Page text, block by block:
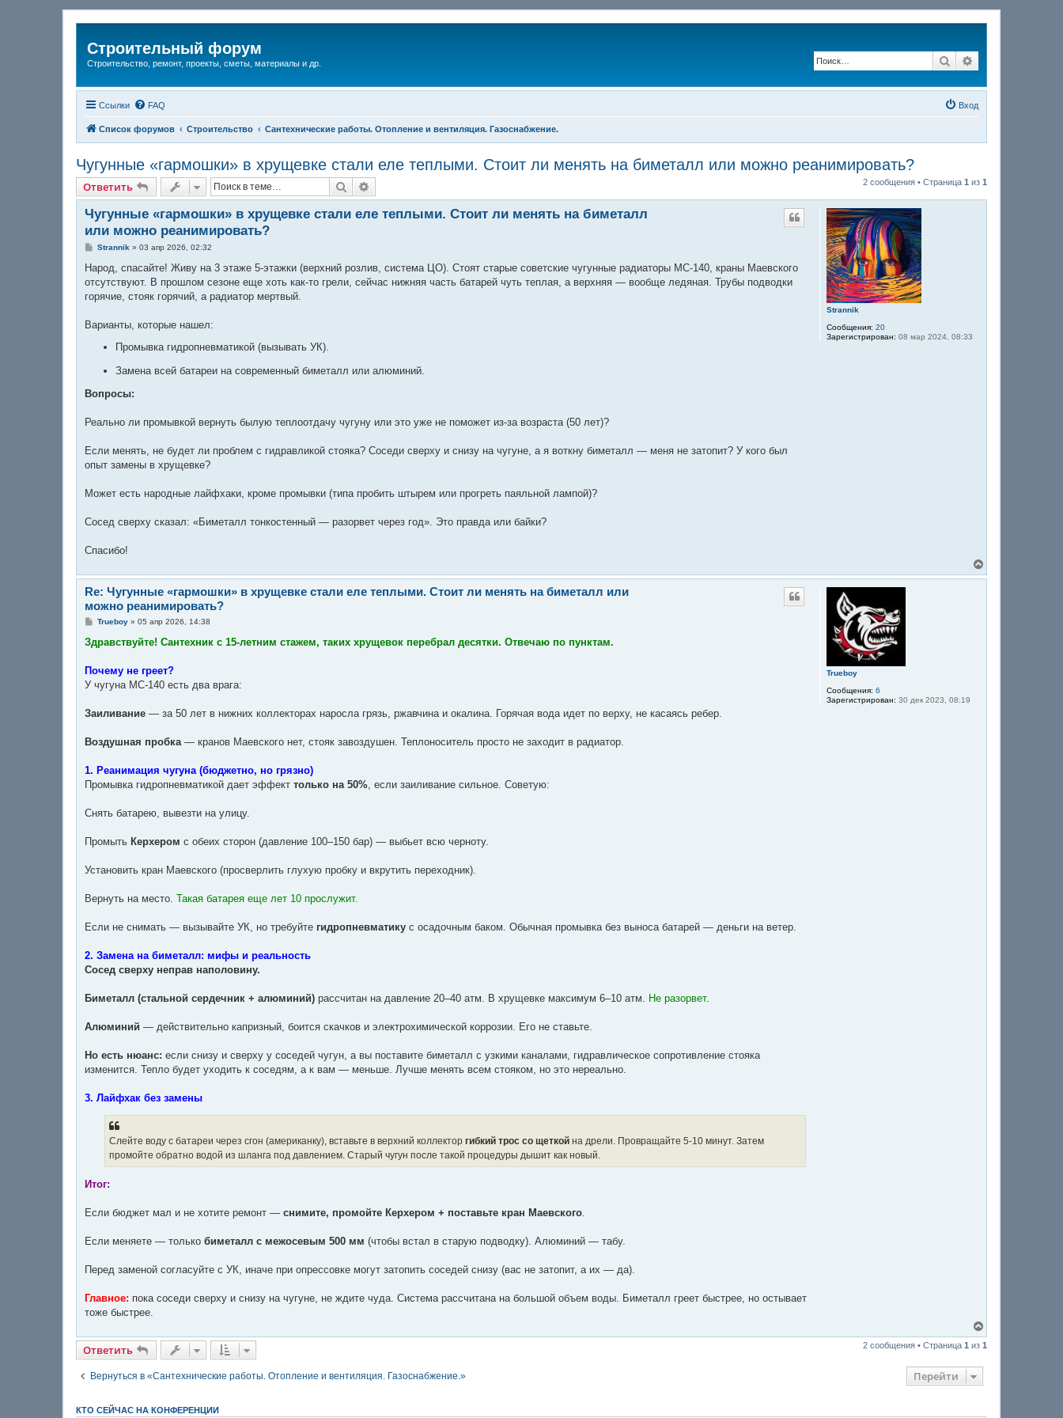
Строительный форум
Строительство, ремонт, проекты, сметы, материалы и др. Поиск
Ссылки FAQ Вход
Список форумов Строительство Сантехнические работы. Отопление и вентиляция. Газоснабжение.
Чугунные «гармошки» в хрущевке стали еле теплыми. Стоит ли менять на биметалл или можно реанимировать?
Ответить Поиск 2 сообщения • Страница 1 из 1
Strannik
Сообщения: 20
Зарегистрирован: 08 мар 2024, 08:33
Чугунные «гармошки» в хрущевке стали еле теплыми. Стоит ли менять на биметалл
или можно реанимировать?
С
о
б
щ
е
н
е
Strannik » 03 апр 2026, 02:32
Народ, спасайте! Живу на 3 этаже 5-этажки (верхний розлив, система ЦО). Стоят старые советские чугунные радиаторы МС-140, краны Маевского
отсутствуют. В прошлом сезоне еще хоть как-то грели, сейчас нижняя часть батарей чуть теплая, а верхняя — вообще ледяная. Трубы подводки
горячие, стояк горячий, а радиатор мертвый.
Варианты, которые нашел:
Промывка гидропневматикой (вызывать УК).
Замена всей батареи на современный биметалл или алюминий.
Вопросы:
Реально ли промывкой вернуть былую теплоотдачу чугуну или это уже не поможет из-за возраста (50 лет)?
Если менять, не будет ли проблем с гидравликой стояка? Соседи сверху и снизу на чугуне, а я воткну биметалл — меня не затопит? У кого был
опыт замены в хрущевке?
Может есть народные лайфхаки, кроме промывки (типа пробить штырем или прогреть паяльной лампой)?
Сосед сверху сказал: «Биметалл тонкостенный — разорвет через год». Это правда или байки?
Спасибо!
е
Trueboy
Сообщения: 6
Зарегистрирован: 30 дек 2023, 08:19
Re: Чугунные «гармошки» в хрущевке стали еле теплыми. Стоит ли менять на биметалл или
можно реанимировать?
С
о
б
е
и
Trueboy» 05 апр 2026, 14:38
Здравствуйте! Сантехник с 15-летним стажем, таких хрущевок перебрал десятки. Отвечаю по пунктам.
Почему не греет?
У чугуна МС-140 есть два врага:
Заиливание — за 50 лет в нижних коллекторах наросла грязь, ржавчина и окалина. Горячая вода идет по верху, не касаясь ребер.
Воздушная пробка — кранов Маевского нет, стояк завоздушен. Теплоноситель просто не заходит в радиатор.
1. Реанимация чугуна (бюджетно, но грязно)
Промывка гидропневматикой дает эффект только на 50% , если заиливание сильное. Советую:
Снять батарею, вывезти на улицу.
Промыть Керхером с обеих сторон (давление 100–150 бар) — выбьет всю черноту.
Установить кран Маевского (просверлить глухую пробку и вкрутить переходник).
Вернуть на место. Такая батарея еще лет 10 прослужит.
Если не снимать — вызывайте УК, но требуйте гидропневматику с осадочным баком. Обычная промывка без выноса батарей — деньги на ветер.
2. Замена на биметалл: мифы и реальность
Сосед сверху неправ наполовину.
Биметалл (стальной сердечник + алюминий) рассчитан на давление 20–40 атм. В хрущевке максимум 6–10 атм. Не разорвет.
Алюминий — действительно капризный, боится скачков и электрохимической коррозии. Его не ставьте.
Но есть нюанс: если снизу и сверху у соседей чугун, а вы поставите биметалл с узкими каналами, гидравлическое сопротивление стояка
изменится. Тепло будет уходить к соседям, а к вам — меньше. Лучше менять всем стояком, но это нереально.
3. Лайфхак без замены
Слейте воду с батареи через сгон (американку), вставьте в верхний коллектор гибкий трос со щеткой на дрели. Провращайте 5-10 минут. Затем
промойте обратно водой из шланга под давлением. Старый чугун после такой процедуры дышит как новый.
Итог:
Если бюджет мал и не хотите ремонт — снимите, промойте Керхером + поставьте кран Маевского
Если меняете — только биметалл с межосевым 500 мм (чтобы встал в старую подводку). Алюминий — табу.
Перед заменой согласуйте с УК, иначе при опрессовке могут затопить соседей снизу (вас не затопит, а их — да).
Главное: пока соседи сверху и снизу на чугуне, не ждите чуда. Система рассчитана на большой объем воды. Биметалл греет быстрее, но остывает
тоже быстрее.
е
р
Ответить 2 сообщения • Страница 1 из 1
Вернуться в «Сантехнические работы. Отопление и вентиляция. Газоснабжение.» Перейти
КТО СЕЙЧАС НА КОНФЕРЕНЦИИ